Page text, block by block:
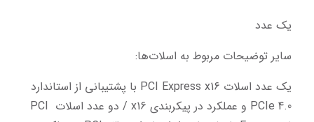
یک عدد
سایر توضیحات مربوط به اسلات‌ها:
PCIe 4.0 و عملکرد در پیکربندی x16 / دو عدد اسلات PCI